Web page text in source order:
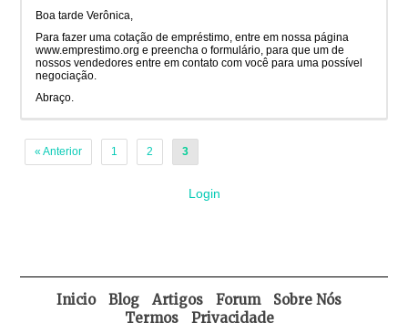
Boa tarde Verônica,
Para fazer uma cotação de empréstimo, entre em nossa página
www.emprestimo.org e preencha o formulário, para que um de
nossos vendedores entre em contato com você para uma possível
negociação.
Abraço.
« Anterior 1 2 3
Login
Inicio Blog Artigos Forum
Sobre Nós
Termos
Privacidade